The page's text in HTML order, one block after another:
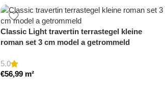
Classic Light travertin terrastegel kleine
roman set 3 cm model a getrommeld
5.0
€56,99 m²